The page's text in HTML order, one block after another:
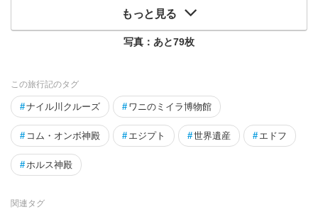
もっと見る
写真：あと79枚
この旅行記のタグ
#ナイル川クルーズ # ワニのミイラ博物館
# コム・オンボ神殿 # エジプト #世界遺産 # エドフ
#ホルス神殿
関連タグ